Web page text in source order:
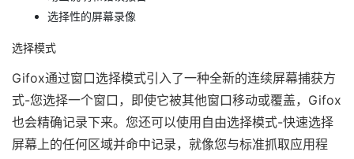
选择性的屏幕录像
选择模式
Gifox通过窗口选择模式引入了一种全新的连续屏幕捕获方
式-您选择一个窗口，即使它被其他窗口移动或覆盖，Gifox
也会精确记录下来。您还可以使用自由选择模式-快速选择
屏幕上的任何区域并命中记录，就像您与标准抓取应用程